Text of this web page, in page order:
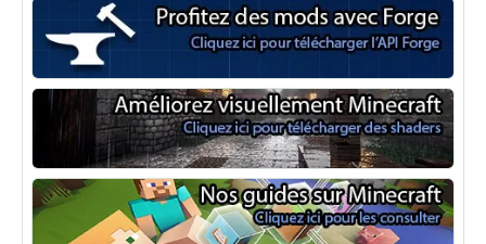
Minecraft Forge
Shaders Minecraft